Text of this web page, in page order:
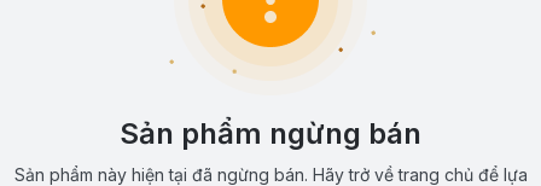
Sản phẩm ngừng bán
Sản phẩm này hiện tại đã ngừng bán. Hãy trở về trang chủ để lựa